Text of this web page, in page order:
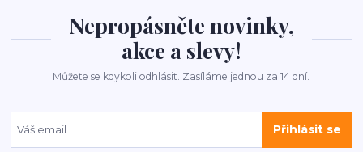
Nepropásněte novinky,
akce a slevy!
Můžete se kdykoli odhlásit. Zasíláme jednou za 14 dní.
Přihlásit se